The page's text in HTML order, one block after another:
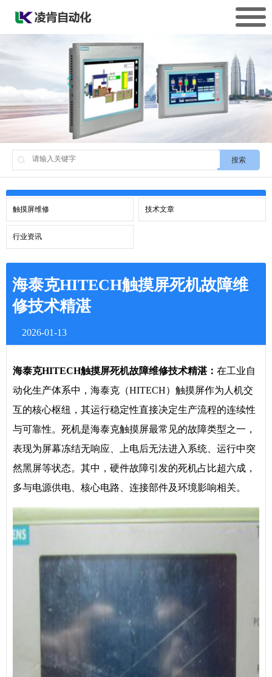
搜索
触摸屏维修 技术文章
行业资讯
海泰克HITECH触摸屏死机故障维
修技术精湛
2026-01-13
海泰克HITECH触摸屏死机故障维修技术精湛： 在工业自
动化生产体系中，海泰克（HITECH）触摸屏作为人机交
互的核心枢纽，其运行稳定性直接决定生产流程的连续性
与可靠性。死机是海泰克触摸屏最常见的故障类型之一，
表现为屏幕冻结无响应、上电后无法进入系统、运行中突
然黑屏等状态。其中，硬件故障引发的死机占比超六成，
多与电源供电、核心电路、连接部件及环境影响相关。